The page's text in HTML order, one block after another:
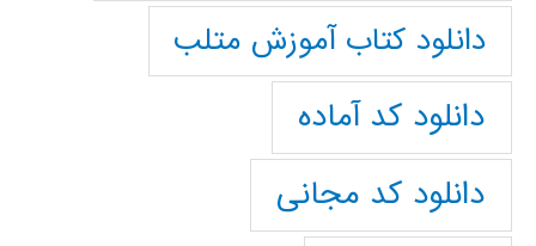
دانلود کتاب آموزش متلب
دانلود کد آماده
دانلود کد مجانی